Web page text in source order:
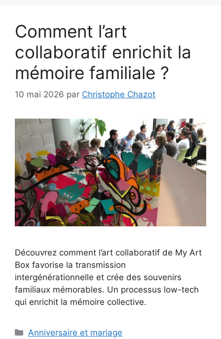
Comment l’art
collaboratif enrichit la
mémoire familiale ?
10 mai 2026 par Christophe Chazot
Découvrez comment l’art collaboratif de My Art
Box favorise la transmission
intergénérationnelle et crée des souvenirs
familiaux mémorables. Un processus low-tech
qui enrichit la mémoire collective.
Catégories
Anniversaire et mariage